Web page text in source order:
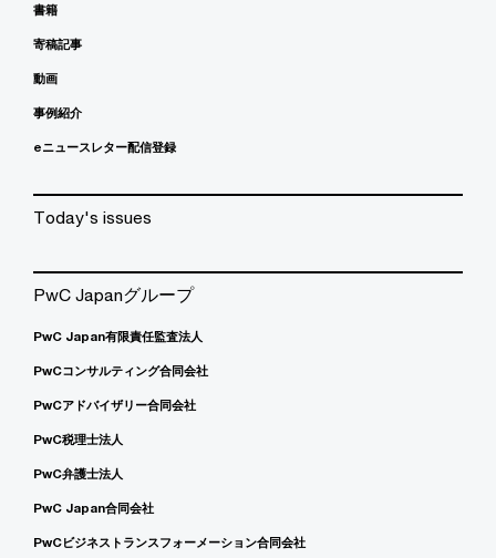
書籍
寄稿記事
動画
事例紹介
eニュースレター配信登録
Today's issues
PwC Japanグループ
PwC Japan有限責任監査法人
PwCコンサルティング合同会社
PwCアドバイザリー合同会社
PwC税理士法人
PwC弁護士法人
PwC Japan合同会社
PwCビジネストランスフォーメーション合同会社